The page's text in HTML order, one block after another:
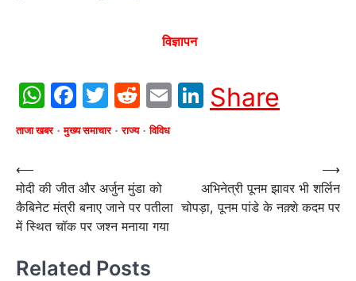
विज्ञापन
WhatsApp
Facebook
Twitter
Reddit
EmailLinkedIn
Share
ताजा खबर मुख्य समाचार राज्य विविध
Post
navigation
⟵
मोदी की जीत और अर्जुन मुंडा को
कैबिनेट मंत्री बनाए जाने पर पतीला
में स्थित चॉक पर जश्न मनाया गया
अभिनेत्री पूनम झावर भी शर्लिन
चोपड़ा, पूनम पांडे के नक़्शे कदम पर
⟶
Related Posts